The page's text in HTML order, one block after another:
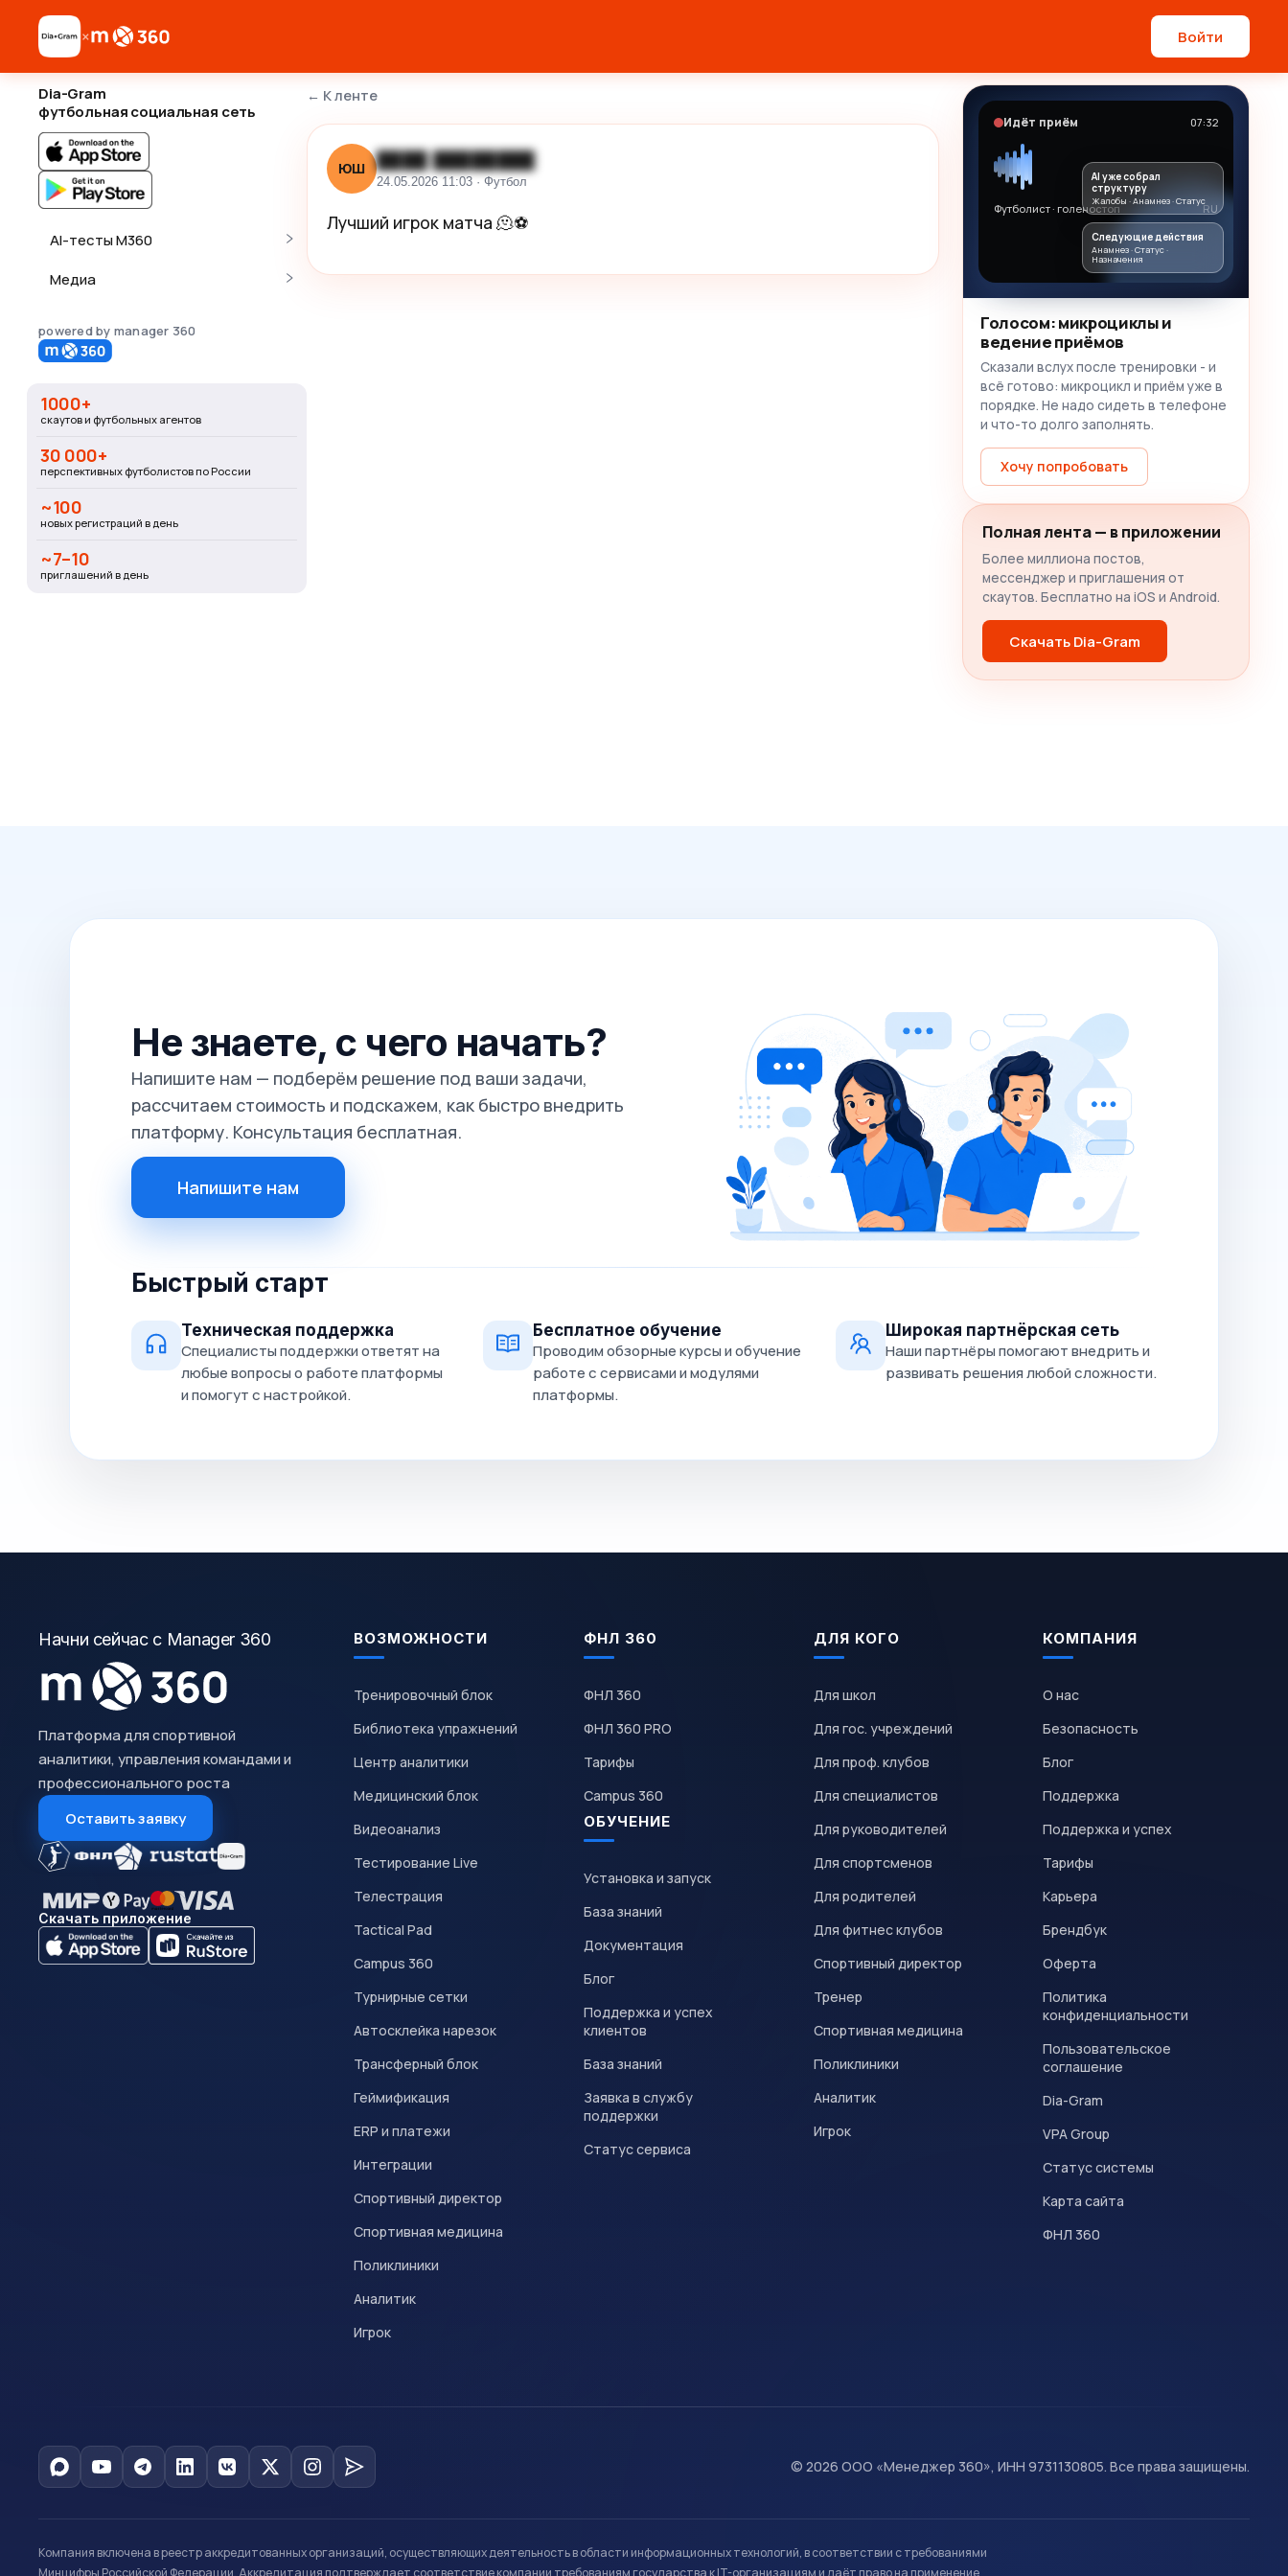
× Войти
Dia-Gram
футбольная социальная сеть
AI-тесты M360
Медиа
powered by manager 360
1000+
скаутов и футбольных агентов
30 000+
перспективных футболистов по России
~100
новых регистраций в день
~7–10
приглашений в день
← К ленте
ЮШ ████ ████████
24.05.2026 11:03 · Футбол
Лучший игрок матча 🫠⚽️
Идёт приём 07:32
Футболист · голеностоп RU
AI уже собрал
структуру
Жалобы · Анамнез · Статус
Следующие действия
Анамнез · Статус ·
Назначения
Голосом: микроциклы и
ведение приёмов
Сказали вслух после тренировки - и
всё готово: микроцикл и приём уже в
порядке. Не надо сидеть в телефоне
и что-то долго заполнять.
Хочу попробовать
Полная лента — в приложении
Более миллиона постов,
мессенджер и приглашения от
скаутов. Бесплатно на iOS и Android.
Скачать Dia-Gram
Не знаете, с чего начать?
Напишите нам — подберём решение под ваши задачи,
рассчитаем стоимость и подскажем, как быстро внедрить
платформу. Консультация бесплатная.
Напишите нам
Быстрый старт
Техническая поддержка
Специалисты поддержки ответят на
любые вопросы о работе платформы
и помогут с настройкой.
Бесплатное обучение
Проводим обзорные курсы и обучение
работе с сервисами и модулями
платформы.
Широкая партнёрская сеть
Наши партнёры помогают внедрить и
развивать решения любой сложности.
Начни сейчас с Manager 360
Платформа для спортивной
аналитики, управления командами и
профессионального роста
Оставить заявку
Скачать приложение
ВОЗМОЖНОСТИ
Тренировочный блок
Библиотека упражнений
Центр аналитики
Медицинский блок
Видеоанализ
Тестирование Live
Телестрация
Tactical Pad
Campus 360
Турнирные сетки
Автосклейка нарезок
Трансферный блок
Геймификация
ERP и платежи
Интеграции
Спортивный директор
Спортивная медицина
Поликлиники
Аналитик
Игрок
ФНЛ 360
ФНЛ 360
ФНЛ 360 PRO
Тарифы
Campus 360
ОБУЧЕНИЕ
Установка и запуск
База знаний
Документация
Блог
Поддержка и успех
клиентов
База знаний
Заявка в службу
поддержки
Статус сервиса
ДЛЯ КОГО
Для школ
Для гос. учреждений
Для проф. клубов
Для специалистов
Для руководителей
Для спортсменов
Для родителей
Для фитнес клубов
Спортивный директор
Тренер
Спортивная медицина
Поликлиники
Аналитик
Игрок
КОМПАНИЯ
О нас
Безопасность
Блог
Поддержка
Поддержка и успех
Тарифы
Карьера
Брендбук
Оферта
Политика
конфиденциальности
Пользовательское
соглашение
Dia-Gram
VPA Group
Статус системы
Карта сайта
ФНЛ 360
© 2026 ООО «Менеджер 360», ИНН 9731130805. Все права защищены.
Компания включена в реестр аккредитованных организаций, осуществляющих деятельность в области информационных технологий, в соответствии с требованиями
Минцифры Российской Федерации. Аккредитация подтверждает соответствие компании требованиям государства к IT-организациям и даёт право на применение